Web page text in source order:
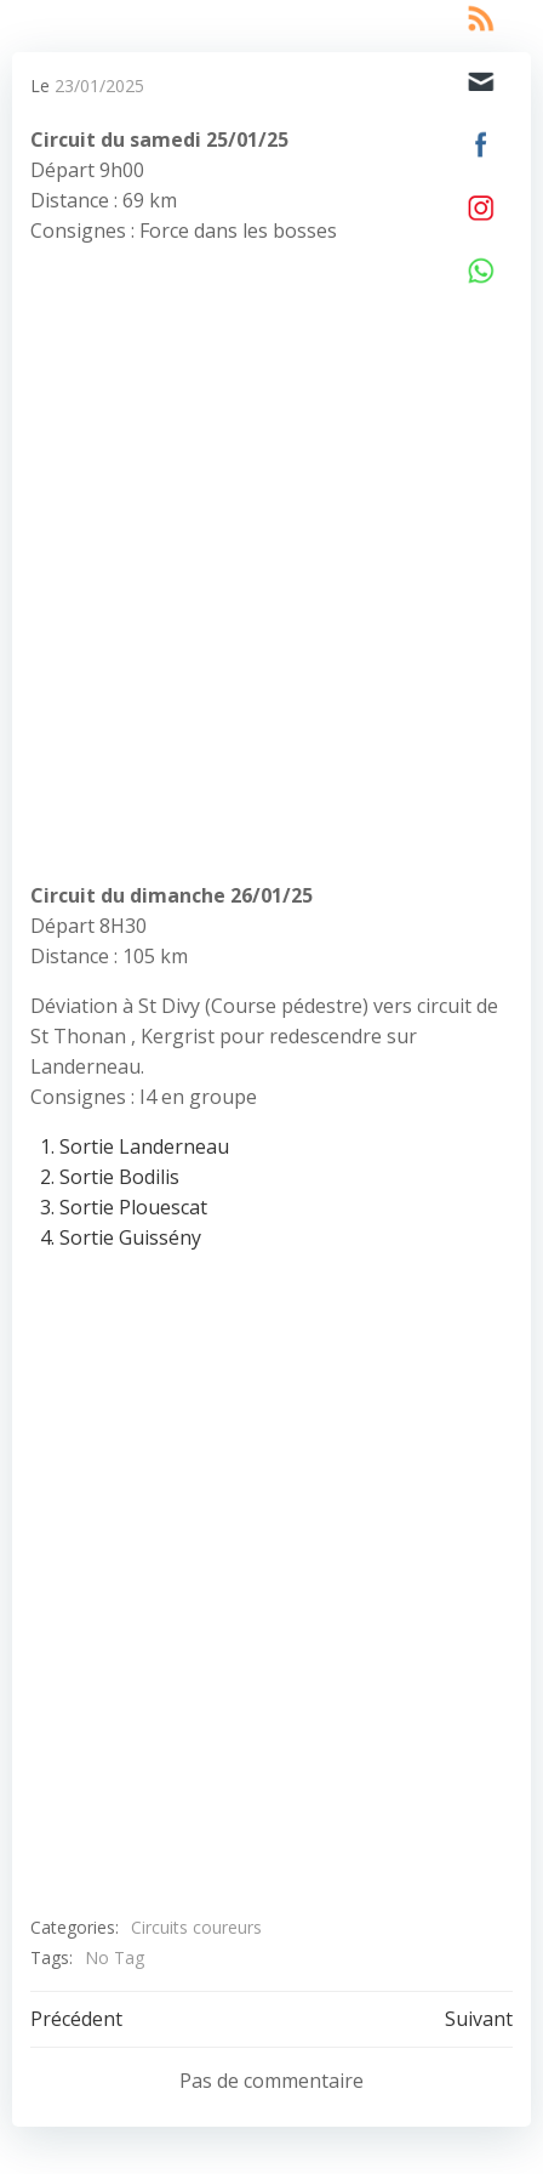
Le 23/01/2025
Circuit du samedi 25/01/25
Départ 9h00
Distance : 69 km
Consignes : Force dans les bosses
Circuit du dimanche 26/01/25
Départ 8H30
Distance : 105 km
Déviation à St Divy (Course pédestre) vers circuit de
St Thonan , Kergrist pour redescendre sur
Landerneau.
Consignes : I4 en groupe
Sortie Landerneau
Sortie Bodilis
Sortie Plouescat
Sortie Guissény
Categories:
Circuits coureurs
Tags:
No Tag
Post
navigation
Précédent
navigation
Suivant
Pas de commentaire